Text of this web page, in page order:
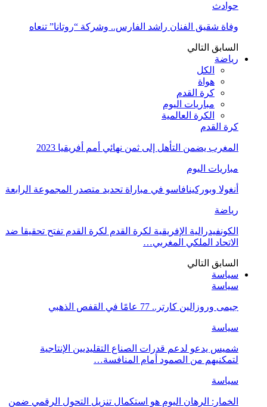
حوادث
وفاة شقيق الفنان راشد الفارس.. وشركة “روتانا” تنعاه
السابق التالي
رياضة
الكل
هواة
كرة القدم
مباريات اليوم
الكرة العالمية
كرة القدم
المغرب يضمن التأهل إلى ثمن نهائي أمم أفريقيا 2023
مباريات اليوم
أنغولا وبوركينافاسو في مباراة تحديد متصدر المجموعة الرابعة
رياضة
الكونفيدرالية الإفريقية لكرة القدم لكرة القدم تفتح تحقيقا ضد
الاتحاد الملكي المغربي…
السابق التالي
سياسة
سياسة
جيمى وروزالين كارتر.. 77 عامًا في القفص الذهبي
سياسة
شميس يدعو لدعم قدرات الصناع التقليديين الإنتاجية
لتمكنيهم من الصمود أمام المنافسة…
سياسة
الخمار: الرهان اليوم هو استكمال تنزيل التحول الرقمي ضمن